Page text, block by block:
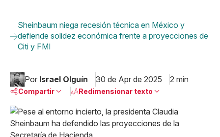
Sheinbaum niega recesión técnica en México y
defiende solidez económica frente a proyecciones de
Citi y FMI
Por Israel Olguín 30 de Apr de 2025 2 min
Compartir
Linkedin
Facebook
Redimensionar texto
Pequeño
Mediano